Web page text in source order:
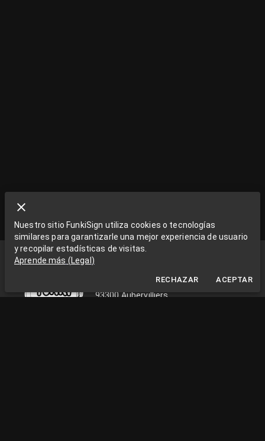
La Grange aux rêves, 3 bis rue Chapon
93300 Aubervilliers
Nuestro sitio FunkiSign utiliza cookies o tecnologías
similares para garantizarle una mejor experiencia de usuario
y recopilar estadísticas de visitas.
Aprende más (Legal )
RECHAZAR ACEPTAR